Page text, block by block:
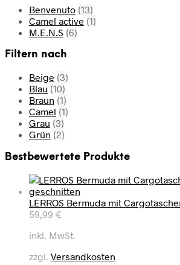
Benvenuto (13)
Camel active (1)
M.E.N.S (6)
Filtern nach
Beige (3)
Blau (10)
Braun (1)
Camel (1)
Grau (3)
Grün (2)
Bestbewertete Produkte
LERROS Bermuda mit
59,99 €
inkl. MwSt.
zzgl. Versandkosten